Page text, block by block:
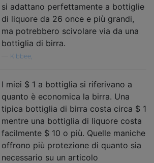
si adattano perfettamente a bottiglie
di liquore da 26 once e più grandi,
ma potrebbero scivolare via da una
bottiglia di birra.
Kibbee,
I miei $ 1 a bottiglia si riferivano a
quanto è economica la birra. Una
tipica bottiglia di birra costa circa $ 1
mentre una bottiglia di liquore costa
facilmente $ 10 o più. Quelle maniche
offrono più protezione di quanto sia
necessario su un articolo